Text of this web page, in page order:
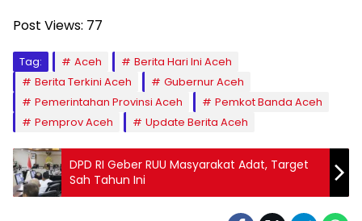
Post Views: 77
Tag: Aceh
Berita Hari Ini Aceh
Berita Terkini Aceh
Gubernur Aceh
Pemerintahan Provinsi Aceh
Pemkot Banda Aceh
Pemprov Aceh
Update Berita Aceh
DPD RI Geber RUU Masyarakat Adat, Target
Sah Tahun Ini